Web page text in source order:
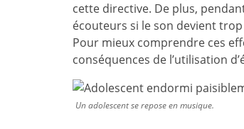
cette directive. De plus,
écouteurs si le son devient
Pour mieux comprendre ces
conséquences de l’utilisation
Un adolescent se repose en musique.